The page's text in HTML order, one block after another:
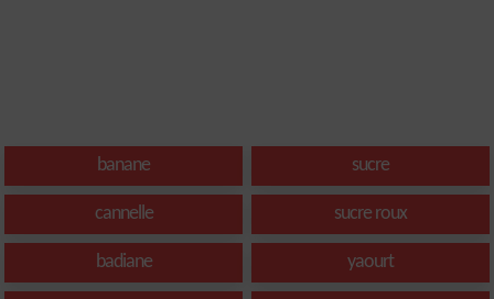
banane sucre
cannelle sucre roux
badiane yaourt